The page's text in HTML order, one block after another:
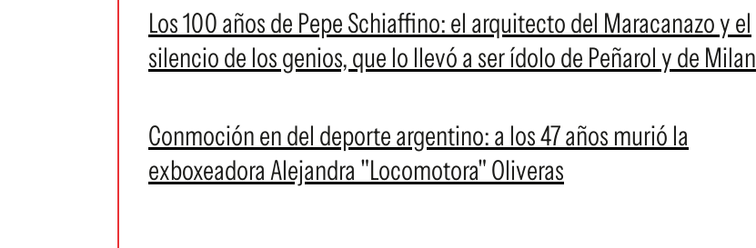
Los 100 años de Pepe Schiaffino: el arquitecto del Maracanazo y el
silencio de los genios, que lo llevó a ser ídolo de Peñarol y de Milan
Conmoción en del deporte argentino: a los 47 años murió la
exboxeadora Alejandra "Locomotora" Oliveras